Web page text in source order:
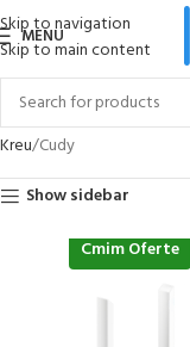
Skip to navigation
Skip to main content
MENU
Kreu Cudy
Show sidebar
Cmim Oferte